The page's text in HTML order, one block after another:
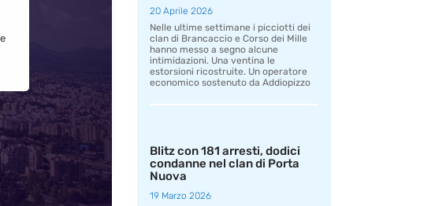
20 Aprile 2026
Nelle ultime settimane i picciotti dei
clan di Brancaccio e Corso dei Mille
hanno messo a segno alcune
intimidazioni. Una ventina le
estorsioni ricostruite. Un operatore
economico sostenuto da Addiopizzo
Blitz con 181 arresti, dodici
condanne nel clan di Porta
Nuova
19 Marzo 2026